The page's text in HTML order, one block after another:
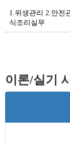
1.위생관리 2.안전
식조리실무
이론/실기